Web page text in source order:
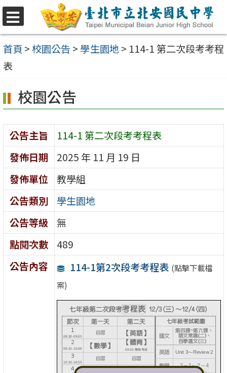
選
單
跳
至
主
要
容
區
首頁 >校園公告 > 學生園地 > 114-1 第二次段考考程
表
校園公告
公告主旨
114-1 第二次段考考程表
發佈日期
2025 年 11 月 19 日
發佈單位
教學組
公告類別
學生園地
公告等級
無
點閱次數
489
公告內容
114-1第2次段考考程表 (點擊下載檔
案)